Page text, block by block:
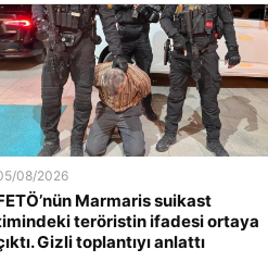
08/2026
Marmaris suikast
teröristin ifadesi ortaya
Gizli toplantıyı anlattı